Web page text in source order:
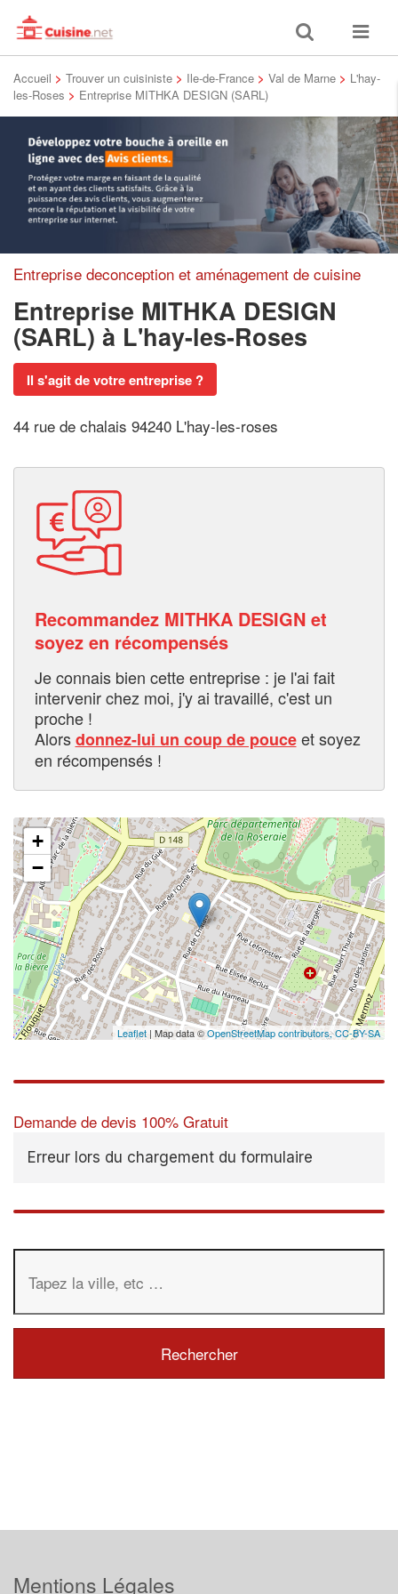
Toggle
search
Toggle
Accueil > Trouver un cuisiniste > Ile-de-France > Val de Marne > L'hay-
les-Roses > Entreprise MITHKA DESIGN (SARL)
Entreprise deconception et aménagement de cuisine
Entreprise MITHKA DESIGN
(SARL) à L'hay-les-Roses
Il s'agit de votre entreprise ?
44 rue de chalais 94240 L'hay-les-roses
Recommandez MITHKA DESIGN et
soyez en récompensés
Je connais bien cette entreprise : je l'ai fait
intervenir chez moi, j'y ai travaillé, c'est un
proche !
Alorsdonnez-lui un coup de pouceet soyez
en récompensés !
+
−
Leaflet | Map data ©OpenStreetMap contributors,CC-BY-SA
Demande de devis 100% Gratuit
Erreur lors du chargement du formulaire
Mentions Légales